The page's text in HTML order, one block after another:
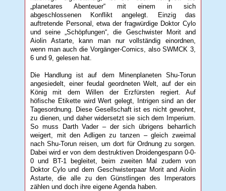
„planetares Abenteuer“ mit einem in sich
abgeschlossenen Konflikt angelegt. Einzig das
auftretende Personal, etwa der fragwürdige Doktor Cylo
und seine „Schöpfungen“, die Geschwister Morit and
Aiolin Astarte, kann man nur vollständig einordnen,
wenn man auch die Vorgänger-Comics, also SWMCK 3,
6 und 9, gelesen hat.
Die Handlung ist auf dem Minenplaneten Shu-Torun
angesiedelt, einer feudal geordneten Welt, auf der ein
König mit dem Willen der Erzfürsten regiert. Auf
höfische Etikette wird Wert gelegt, Intrigen sind an der
Tagesordnung. Diese Gesellschaft ist es nicht gewohnt,
zu dienen, und daher widersetzt sie sich dem Imperium.
So muss Darth Vader – der sich übrigens beharrlich
weigert, mit den Adligen zu tanzen – gleich zweimal
nach Shu-Torun reisen, um dort für Ordnung zu sorgen.
Dabei wird er von dem destruktiven Droidengespann 0-0-
0 und BT-1 begleitet, beim zweiten Mal zudem von
Doktor Cylo und dem Geschwisterpaar Morit and Aiolin
Astarte, die alle zu den Günstlingen des Imperators
zählen und doch ihre eigene Agenda haben.